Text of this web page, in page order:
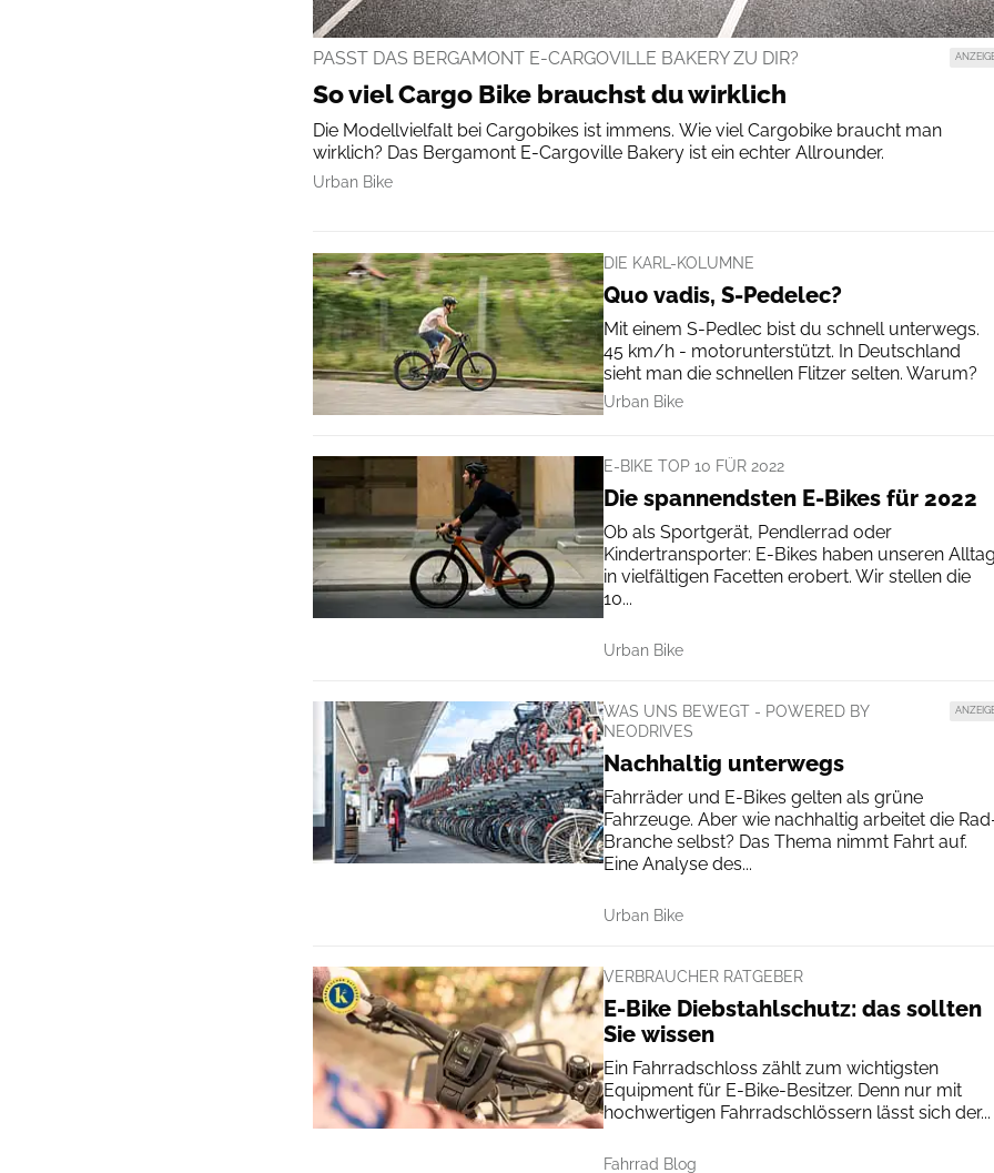
PASST DAS BERGAMONT E-CARGOVILLE BAKERY ZU DIR?
So viel Cargo Bike brauchst du wirklich
Die Modellvielfalt bei Cargobikes ist immens. Wie viel Cargobike braucht man
wirklich? Das Bergamont E-Cargoville Bakery ist ein echter Allrounder.
Urban Bike
DIE KARL-KOLUMNE
Quo vadis, S-Pedelec?
Mit einem S-Pedlec bist du schnell unterwegs.
45 km/h - motorunterstützt. In Deutschland
sieht man die schnellen Flitzer selten. Warum?
Urban Bike
E-BIKE TOP 10 FÜR 2022
Die spannendsten E-Bikes für 2022
Ob als Sportgerät, Pendlerrad oder
Kindertransporter: E-Bikes haben unseren
in vielfältigen Facetten erobert. Wir stellen die
10...
Urban Bike
WAS UNS BEWEGT - POWERED BY
NEODRIVES
Nachhaltig unterwegs
Fahrräder und E-Bikes gelten als grüne
Fahrzeuge. Aber wie nachhaltig arbeitet die
Branche selbst? Das Thema nimmt Fahrt auf.
Eine Analyse des...
Urban Bike
VERBRAUCHER RATGEBER
E-Bike Diebstahlschutz: das sollten
Sie wissen
Ein Fahrradschloss zählt zum wichtigsten
Equipment für E-Bike-Besitzer. Denn nur mit
hochwertigen Fahrradschlössern lässt sich der...
Fahrrad Blog